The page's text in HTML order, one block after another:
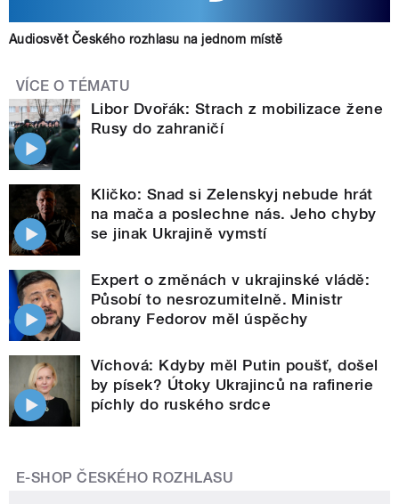
Audiosvět Českého rozhlasu na jednom místě
VÍCE O TÉMATU
Libor Dvořák: Strach z mobilizace žene
Rusy do zahraničí
Kličko: Snad si Zelenskyj nebude hrát
na mača a poslechne nás. Jeho chyby
se jinak Ukrajině vymstí
Expert o změnách v ukrajinské vládě:
Působí to nesrozumitelně. Ministr
obrany Fedorov měl úspěchy
Víchová: Kdyby měl Putin poušť, došel
by písek? Útoky Ukrajinců na rafinerie
píchly do ruského srdce
E-SHOP ČESKÉHO ROZHLASU